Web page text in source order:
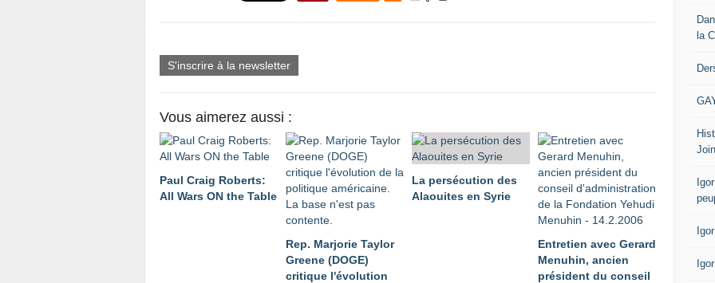
S'inscrire à la newsletter
Vous aimerez aussi :
Paul Craig Roberts:
All Wars ON the Table
Rep. Marjorie Taylor
Greene (DOGE)
critique l'évolution
La persécution des
Alaouites en Syrie
Entretien avec Gerard
Menuhin, ancien
président du conseil
la